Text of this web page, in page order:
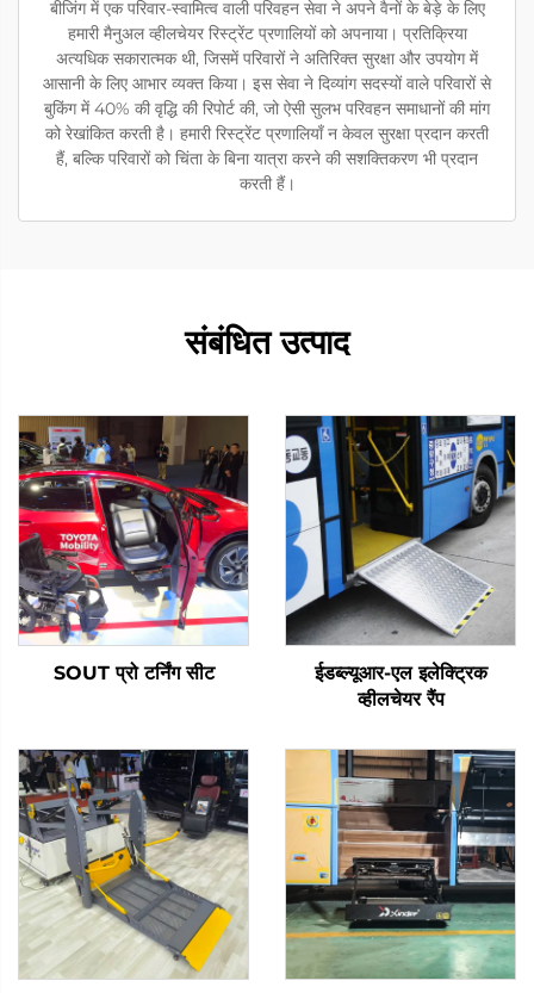
बीजिंग में एक परिवार-स्वामित्व वाली परिवहन सेवा ने अपने वैनों के बेड़े के लिए
हमारी मैनुअल व्हीलचेयर रिस्ट्रेंट प्रणालियों को अपनाया। प्रतिक्रिया
अत्यधिक सकारात्मक थी, जिसमें परिवारों ने अतिरिक्त सुरक्षा और उपयोग में
आसानी के लिए आभार व्यक्त किया। इस सेवा ने दिव्यांग सदस्यों वाले परिवारों से
बुकिंग में 40% की वृद्धि की रिपोर्ट की, जो ऐसी सुलभ परिवहन समाधानों की मांग
को रेखांकित करती है। हमारी रिस्ट्रेंट प्रणालियाँ न केवल सुरक्षा प्रदान करती
हैं, बल्कि परिवारों को चिंता के बिना यात्रा करने की सशक्तिकरण भी प्रदान
करती हैं।
संबंधित उत्पाद
SOUT प्रो टर्निंग सीट
ईडब्ल्यूआर-एल इलेक्ट्रिक
व्हीलचेयर रैंप